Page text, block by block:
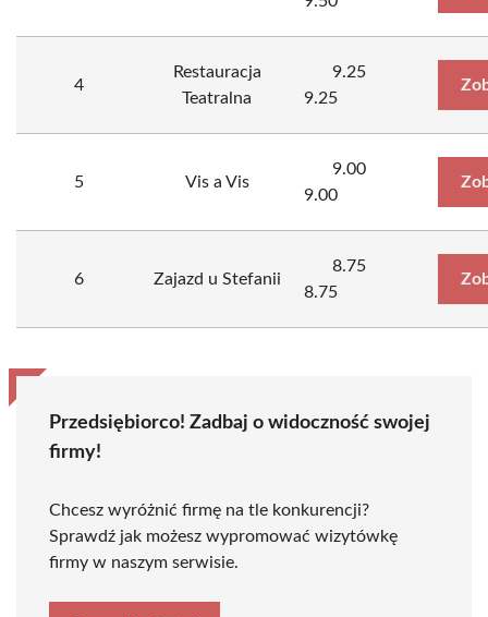
4
Restauracja
Teatralna
9.25
9.25
5 Vis a Vis
9.00
9.00
6 Zajazd u Stefanii
8.75
8.75
Przedsiębiorco! Zadbaj o widoczność swojej
firmy!
Chcesz wyróżnić firmę na tle konkurencji?
Sprawdź jak możesz wypromować wizytówkę
firmy w naszym serwisie.